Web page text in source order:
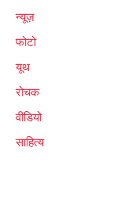
न्यूज़
फोटो
यूथ
रोचक
वीडियो
साहित्य